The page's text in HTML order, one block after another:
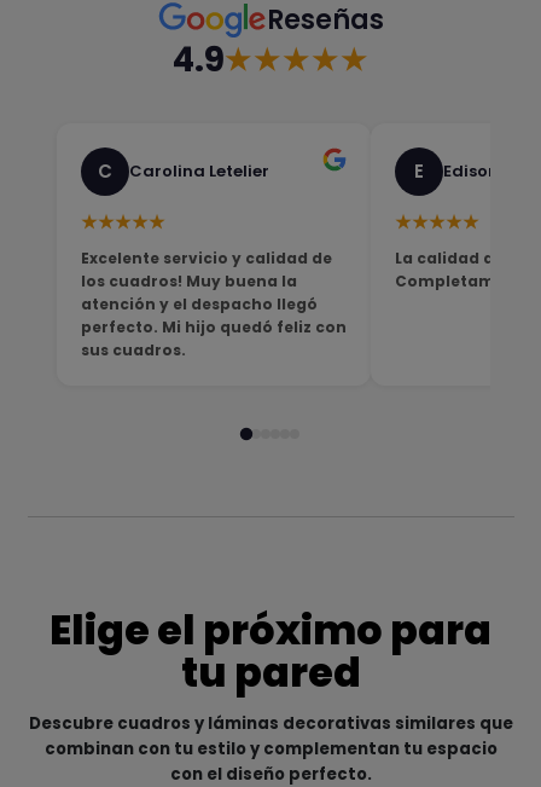
Reseñas
4.9★★★★★
C Carolina Letelier
★★★★★
Excelente servicio y calidad de
los cuadros! Muy buena la
atención y el despacho llegó
perfecto. Mi hijo quedó feliz con
sus cuadros.
E Edison
★★★★★
La calidad del
Completamente
Elige el próximo para
tu pared
Descubre cuadros y láminas decorativas similares que
combinan con tu estilo y complementan tu espacio
con el diseño perfecto.